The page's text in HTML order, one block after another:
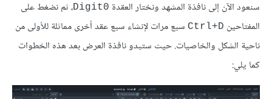
سنعود الآن إلى نافذة المشهد ونختار العقدة Digit0، ثم نضغط على
المفتاحين Ctrl+D سبع مرات لإنشاء سبع عقد أخرى مماثلة للأولى من
ناحية الشكل والخاصيات. حيث ستبدو نافذة العرض بعد هذه الخطوات
كما يلي: